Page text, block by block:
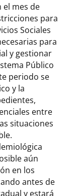
el mes de
para
Sociales
para
y gestionar
Público
periodo se
y la
entre
situaciones
aún
en los
antes de
y estará